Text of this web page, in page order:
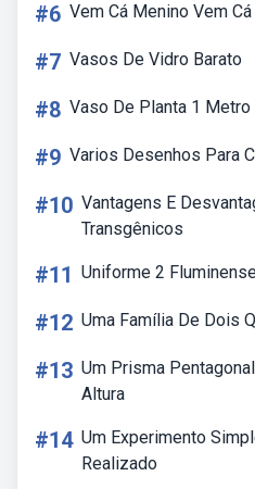
#6 Vem Cá Menino Vem
#7 Vasos De Vidro Barato
#8 Vaso De Planta 1 Metro
#9 Varios Desenhos Para
#10 Vantagens E
Transgênicos
#11 Uniforme 2
#12 Uma Família De Dois
#13 Um Prisma
Altura
#14 Um Experimento
Realizado